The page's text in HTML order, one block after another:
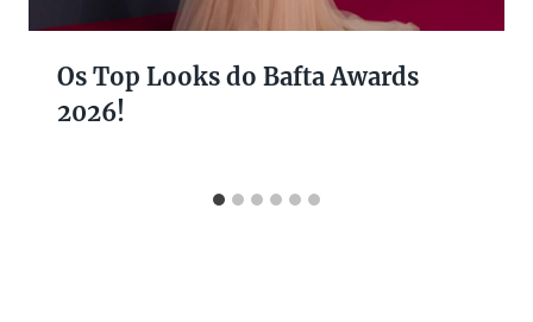
Os Top Looks do Bafta Awards
2026!